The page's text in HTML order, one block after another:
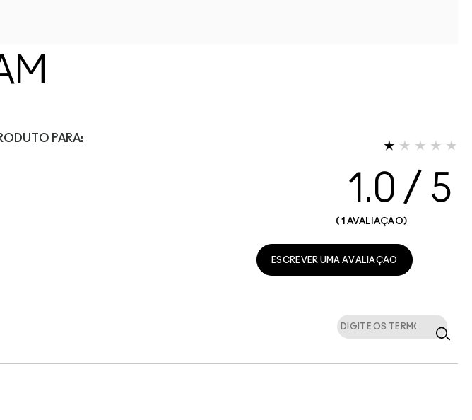
PARA:
1.0
1 AVALIAÇÃO
ESCREVER UMA AVALIAÇÃO